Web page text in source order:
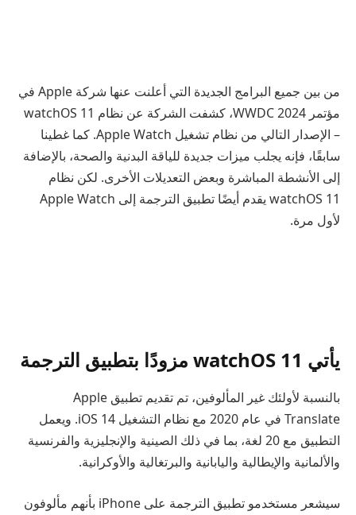
من بين جميع البرامج الجديدة التي أعلنت عنها شركة Apple في
مؤتمر WWDC 2024، كشفت الشركة عن نظام watchOS 11
– الإصدار التالي من نظام تشغيل Apple Watch. كما غطينا
سابقًا، فإنه يجلب ميزات جديدة للياقة البدنية والصحة، بالإضافة
إلى الأنشطة المباشرة وبعض التعديلات الأخرى. لكن نظام
watchOS 11 يقدم أيضًا تطبيق الترجمة إلى Apple Watch
لأول مرة.
يأتي watchOS 11 مزودًا بتطبيق الترجمة
بالنسبة لأولئك غير المألوفين، تم تقديم تطبيق Apple
Translate في عام 2020 مع نظام التشغيل iOS 14. ويعمل
التطبيق مع 20 لغة، بما في ذلك الصينية والإنجليزية والفرنسية
والألمانية والإيطالية واليابانية والبرتغالية والأوكرانية.
سيشعر مستخدمو تطبيق الترجمة على iPhone بأنهم مألوفون